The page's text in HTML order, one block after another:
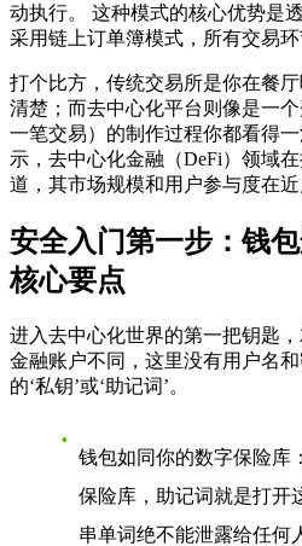
动执行。 这种模式的核心优势是
采用链上订单簿模式，所有交易环
打个比方，传统交易所是你在餐
清楚；而去中心化平台则像是一
一笔交易）的制作过程你都看得
示，去中心化金融（DeFi）领域
道，其市场规模和用户参与度在近
安全入门第一步：钱
核心要点
进入去中心化世界的第一把钥匙
金融账户不同，这里没有用户名
的‘私钥’或‘助记词’。
钱包如同你的数字保险库
保险库，助记词就是打开
串单词绝不能泄露给任何